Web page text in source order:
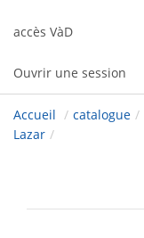
accès VàD
Ouvrir une session
Accueil / catalogue /
Lazar /